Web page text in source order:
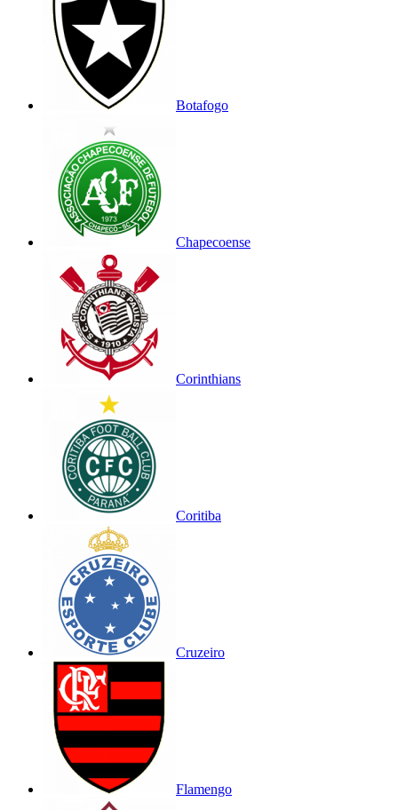
Botafogo
Chapecoense
Corinthians
Coritiba
Cruzeiro
Flamengo